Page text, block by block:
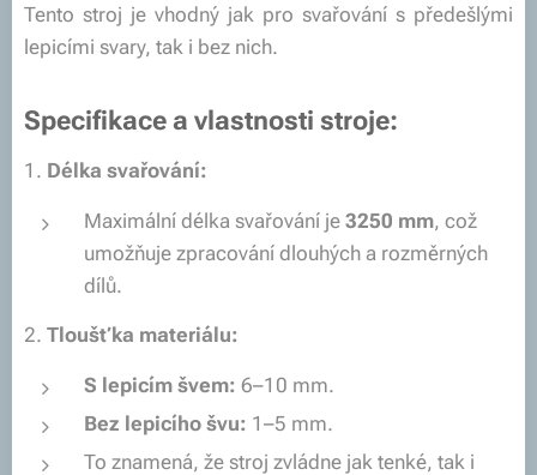
Tento stroj je vhodný jak pro svařování s předešlými
lepicími svary, tak i bez nich.
Specifikace a vlastnosti stroje:
1. Délka svařování:
Maximální délka svařování je 3250 mm, což
umožňuje zpracování dlouhých a rozměrných
dílů.
2. Tloušťka materiálu:
S lepicím švem: 6–10 mm.
Bez lepicího švu: 1–5 mm.
To znamená, že stroj zvládne jak tenké, tak i